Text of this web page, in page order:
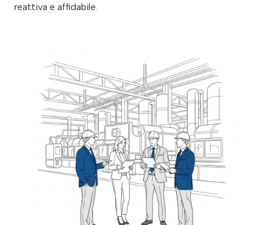
reattiva e affidabile.